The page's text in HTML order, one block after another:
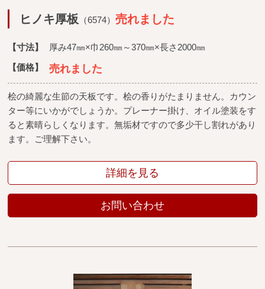
ヒノキ厚板 （6574）売れました
【寸法】
厚み47㎜×巾260㎜～370㎜×長さ2000㎜
【価格】
売れました
桧の綺麗な生節の天板です。桧の香りがたまりません。カウン
ター等にいかがでしょうか。プレーナー掛け、オイル塗装をす
ると素晴らしくなります。無垢材ですので多少干し割れがあり
ます。ご理解下さい。
詳細を見る
お問い合わせ